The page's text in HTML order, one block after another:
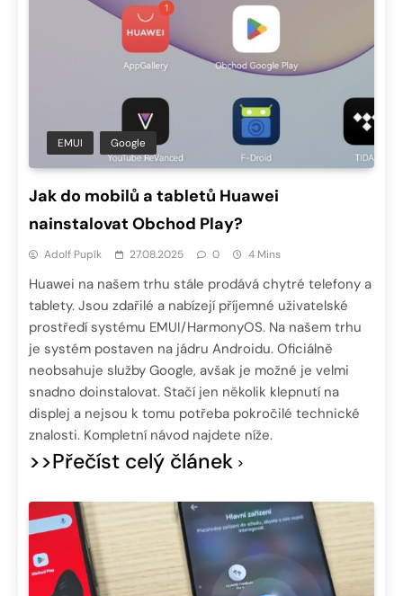
EMUI Google
Jak do mobilů a tabletů Huawei
nainstalovat Obchod Play?
Adolf Pupík 27.08.2025 0 4 Mins
Huawei na našem trhu stále prodává chytré telefony a
tablety. Jsou zdařilé a nabízejí příjemné uživatelské
prostředí systému EMUI/HarmonyOS. Na našem trhu
je systém postaven na jádru Androidu. Oficiálně
neobsahuje služby Google, avšak je možné je velmi
snadno doinstalovat. Stačí jen několik klepnutí na
displej a nejsou k tomu potřeba pokročilé technické
znalosti. Kompletní návod najdete níže.
>>Přečíst celý článek